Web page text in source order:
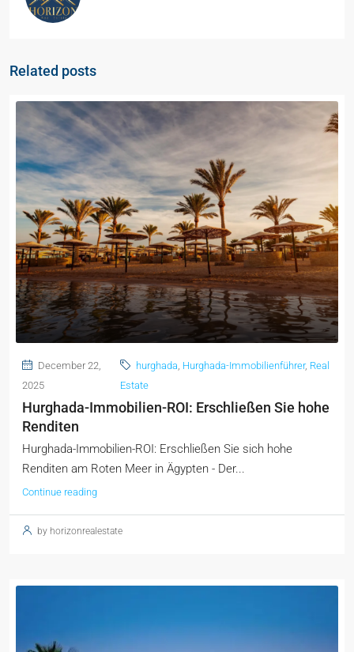
Related posts
December 22,
2025
hurghada, Hurghada-Immobilienführer, Real
Estate
Hurghada-Immobilien-ROI: Erschließen Sie hohe
Renditen
Hurghada-Immobilien-ROI: Erschließen Sie sich hohe
Renditen am Roten Meer in Ägypten - Der...
Continue reading
by horizonrealestate